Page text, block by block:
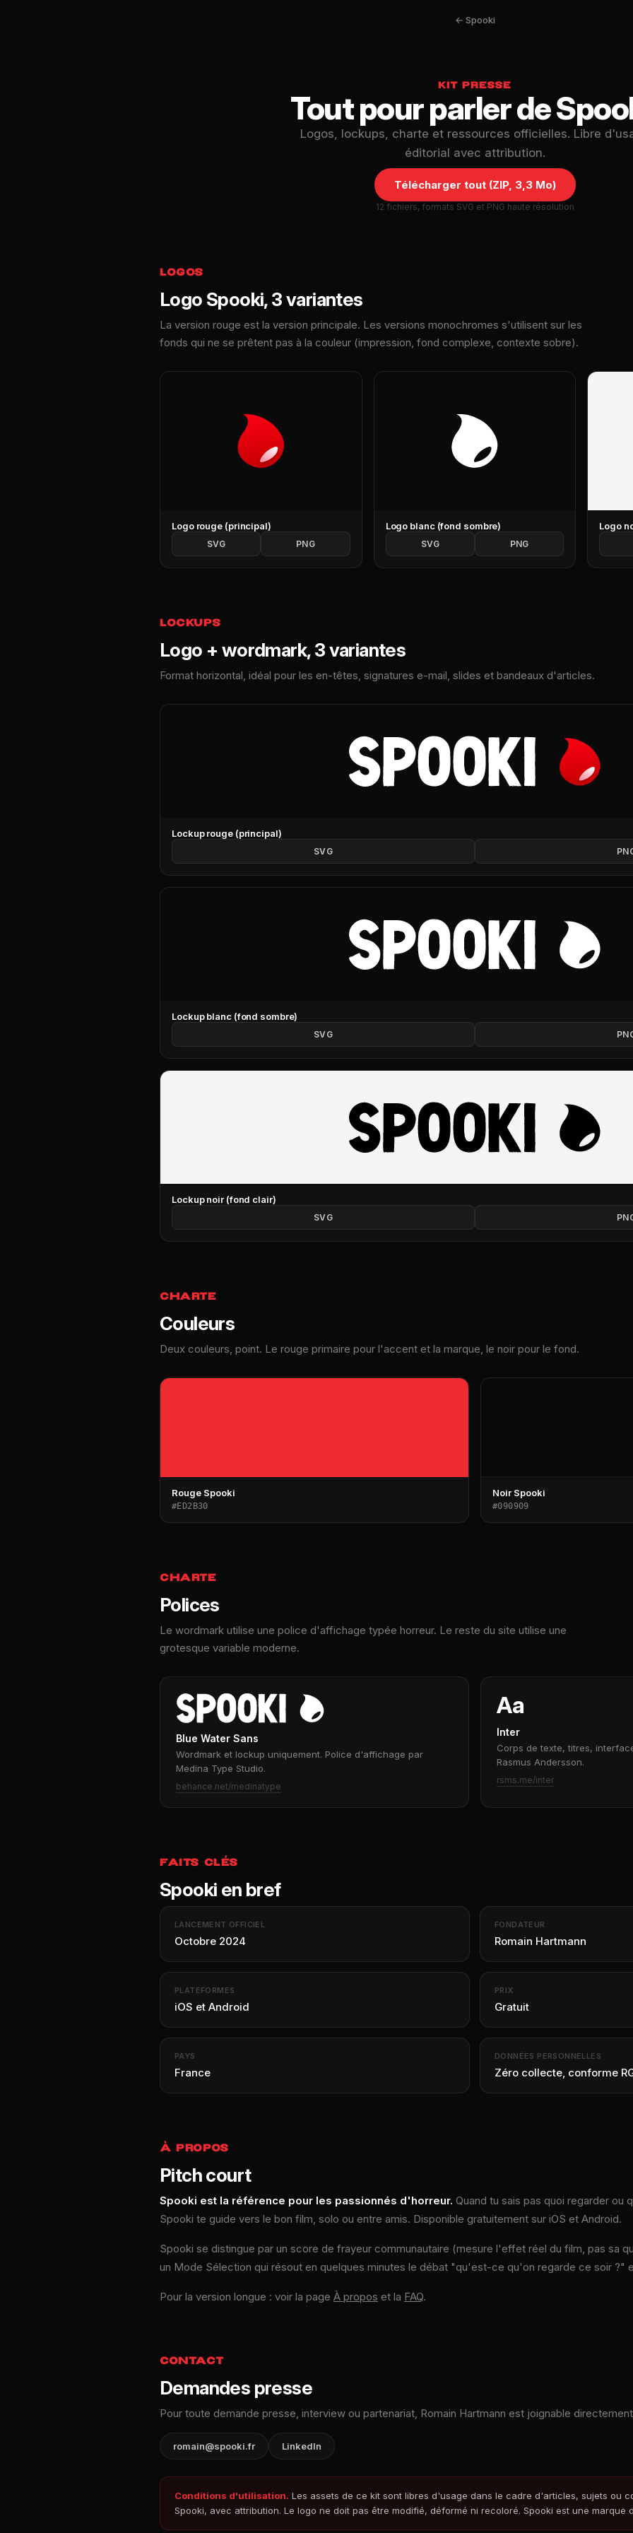
← Spooki
KIT PRESSE
Tout pour parler de
Logos, lockups, charte et ressources officielles. Libre
éditorial avec attribution.
Télécharger tout (ZIP, 3,3 Mo)
12 fichiers, formats SVG et PNG haute résolution
LOGOS
Logo Spooki, 3 variantes
La version rouge est la version principale. Les versions monochromes s'utilisent sur les
fonds qui ne se prêtent pas à la couleur (impression, fond complexe, contexte sobre).
Logo rouge (principal)
SVG PNG
Logo blanc (fond sombre)
SVG PNG
Logo
LOCKUPS
Logo + wordmark, 3 variantes
Format horizontal, idéal pour les en-têtes, signatures e-mail, slides et bandeaux d'articles.
Lockup rouge (principal)
SVG
Lockup blanc (fond sombre)
SVG
Lockup noir (fond clair)
SVG
CHARTE
Couleurs
Deux couleurs, point. Le rouge primaire pour l'accent et la marque, le noir pour le fond.
Rouge Spooki
#ED2B30
Noir Spooki
#090909
CHARTE
Polices
Le wordmark utilise une police d'affichage typée horreur. Le reste du site utilise une
grotesque variable moderne.
Blue Water Sans
Wordmark et lockup uniquement. Police d'affichage par
Medina Type Studio.
behance.net/medinatype
Aa
Inter
Corps de texte, titres,
Rasmus Andersson.
rsms.me/inter
FAITS CLÉS
Spooki en bref
LANCEMENT OFFICIEL
Octobre 2024
FONDATEUR
Romain Hartmann
PLATEFORMES
iOS et Android
PRIX
Gratuit
PAYS
France
DONNÉES PERSONNELLES
Zéro collecte, conforme
À PROPOS
Pitch court
Spooki est la référence pour les passionnés d'horreur. Quand tu sais pas quoi regarder ou
Spooki te guide vers le bon film, solo ou entre amis. Disponible gratuitement sur iOS et Android.
Spooki se distingue par un score de frayeur communautaire (mesure l'effet réel du film, pas sa
un Mode Sélection qui résout en quelques minutes le débat "qu'est-ce qu'on regarde ce soir ?"
Pour la version longue : voir la page À propos et la FAQ.
CONTACT
Demandes presse
Pour toute demande presse, interview ou partenariat, Romain Hartmann est joignable
romain@spooki.fr LinkedIn
Conditions d'utilisation. Les assets de ce kit sont libres d'usage dans le cadre d'articles, sujets ou
Spooki, avec attribution. Le logo ne doit pas être modifié, déformé ni recoloré. Spooki est une marque